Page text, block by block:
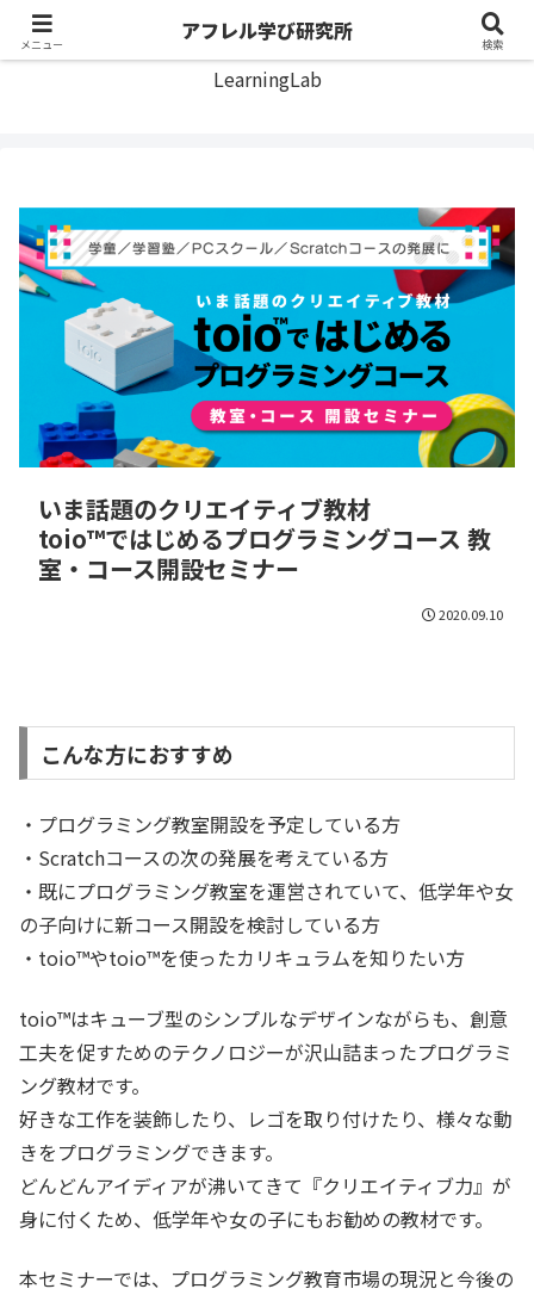
アフレル学び研究所
LearningLab
いま話題のクリエイティブ教材
toio™ではじめるプログラミングコース 教
室・コース開設セミナー
2020.09.10
こんな方におすすめ
・プログラミング教室開設を予定している方
・Scratchコースの次の発展を考えている方
・既にプログラミング教室を運営されていて、低学年や女
の子向けに新コース開設を検討している方
・toio™やtoio™を使ったカリキュラムを知りたい方
toio™はキューブ型のシンプルなデザインながらも、創意
工夫を促すためのテクノロジーが沢山詰まったプログラミ
ング教材です。
好きな工作を装飾したり、レゴを取り付けたり、様々な動
きをプログラミングできます。
どんどんアイディアが沸いてきて『クリエイティブ力』が
身に付くため、低学年や女の子にもお勧めの教材です。
本セミナーでは、プログラミング教育市場の現況と今後の
メニュー
アフレル学び研究所
検索